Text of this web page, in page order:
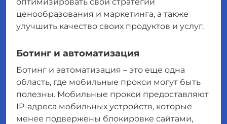
ценообразования и маркетинга, а также
улучшить качество своих продуктов и услуг.
Ботинг и автоматизация
Ботинг и автоматизация – это еще одна
область, где мобильные прокси могут быть
полезны. Мобильные прокси предоставляют
IP-адреса мобильных устройств, которые
менее подвержены блокировке сайтами,